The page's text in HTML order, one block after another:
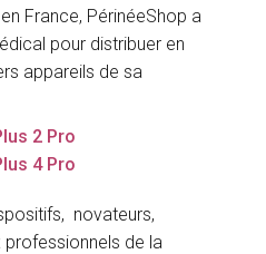
France, PérinéeShop a
pour distribuer en
appareils de sa
2 Pro
4 Pro
novateurs,
professionnels de la